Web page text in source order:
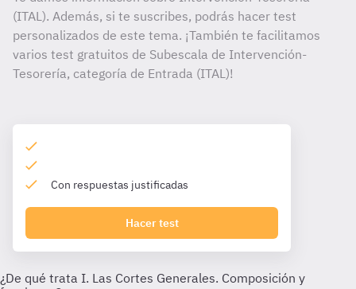
(ITAL). Además, si te suscribes, podrás hacer test
personalizados de este tema. ¡También te facilitamos
varios test gratuitos de Subescala de Intervención-
Tesorería, categoría de Entrada (ITAL)!
Con respuestas justificadas
Hacer test